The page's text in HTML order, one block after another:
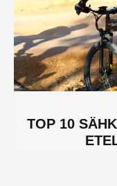
TOP 10